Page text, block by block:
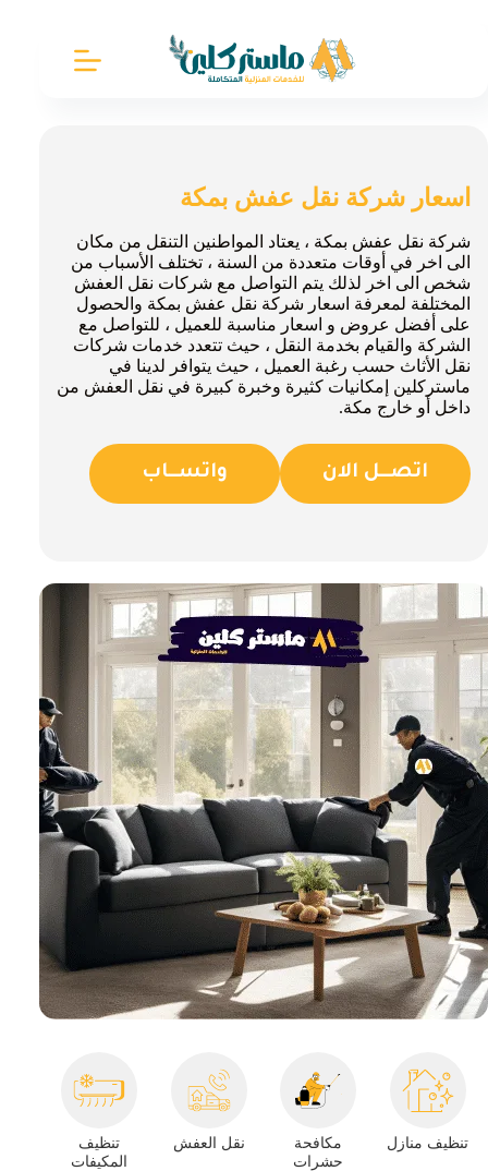
اسعار شركة نقل عفش بمكة
شركة نقل عفش بمكة ، يعتاد المواطنين التنقل من مكان
الى اخر في أوقات متعددة من السنة ، تختلف الأسباب من
شخص الى اخر لذلك يتم التواصل مع شركات نقل العفش
المختلفة لمعرفة اسعار شركة نقل عفش بمكة والحصول
على أفضل عروض و اسعار مناسبة للعميل ، للتواصل مع
الشركة والقيام بخدمة النقل ، حيث تتعدد خدمات شركات
نقل الأثاث حسب رغبة العميل ، حيث يتوافر لدينا في
ماستركلين إمكانيات كثيرة وخبرة كبيرة في نقل العفش من
داخل أو خارج مكة.
اتصــل الان واتســاب
تنظيف منازل
مكافحة
حشرات
نقل العفش
تنظيف
المكيفات